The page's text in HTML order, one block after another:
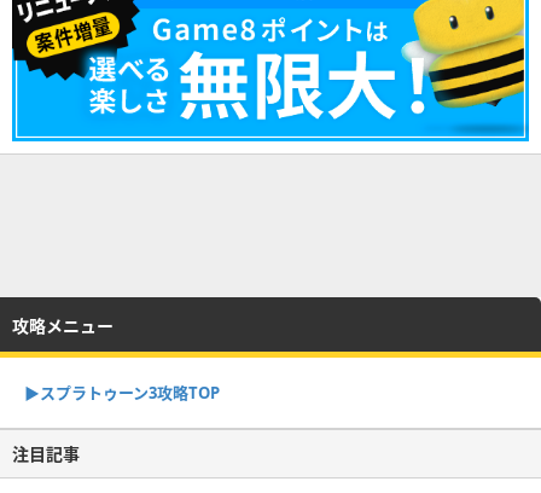
攻略メニュー
▶︎スプラトゥーン3攻略TOP
注目記事